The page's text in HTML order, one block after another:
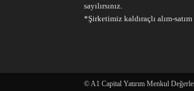
sayılırsınız.
*Şirketimiz kaldıraçlı alım-
© A1 Capital Yatırım Menkul